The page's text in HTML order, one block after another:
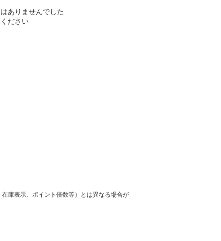
ありませんでした
ださい
庫表示、ポイント倍数等）とは異なる場合が